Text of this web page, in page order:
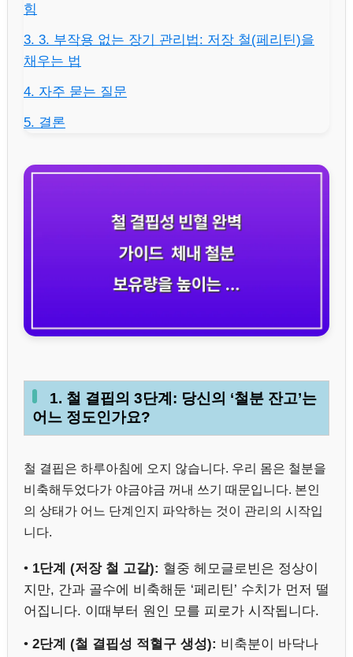
힘
3. 3. 부작용 없는 장기 관리법: 저장 철(페리틴)을
채우는 법
4. 자주 묻는 질문
5. 결론
1. 철 결핍의 3단계: 당신의 ‘철분 잔고’는
어느 정도인가요?
철 결핍은 하루아침에 오지 않습니다. 우리 몸은 철분을
비축해두었다가 야금야금 꺼내 쓰기 때문입니다. 본인
의 상태가 어느 단계인지 파악하는 것이 관리의 시작입
니다.
• 1단계 (저장 철 고갈): 혈중 헤모글로빈은 정상이
지만, 간과 골수에 비축해둔 ‘페리틴’ 수치가 먼저 떨
어집니다. 이때부터 원인 모를 피로가 시작됩니다.
• 2단계 (철 결핍성 적혈구 생성): 비축분이 바닥나